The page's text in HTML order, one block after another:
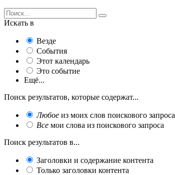
Искать в
Везде
События
Этот календарь
Это событие
Ещё...
Поиск результатов, которые содержат...
Любое из моих слов поискового запроса
Все мои слова из поискового запроса
Поиск результатов в...
Заголовки и содержание контента
Только заголовки контента